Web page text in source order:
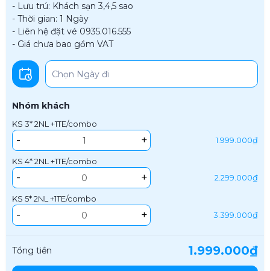
- Lưu trú: Khách sạn 3,4,5 sao
- Thời gian: 1 Ngày
- Liên hệ đặt vé 0935.016.555
- Giá chưa bao gồm VAT
Nhóm khách
KS 3* 2NL +1TE/combo
- + 1.999.000₫
KS 4* 2NL +1TE/combo
- + 2.299.000₫
KS 5* 2NL +1TE/combo
- + 3.399.000₫
Tổng tiền 1.999.000₫